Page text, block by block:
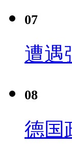
07
遭遇
08
德国